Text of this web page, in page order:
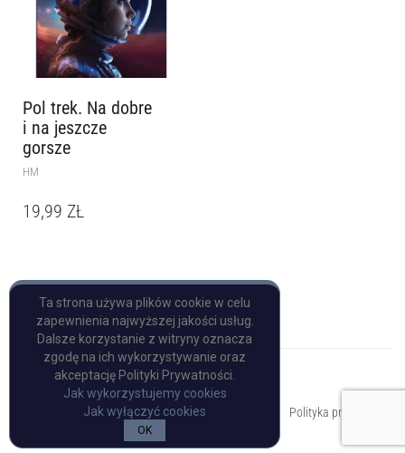
Pol trek. Na dobre
i na jeszcze
gorsze
HM
19,99 ZŁ
Copyright © Pulp Books
Polityka prywatności
Ta strona używa plików cookie w celu
zapewnienia najwyższej jakości usług.
Dalsze korzystanie z witryny oznacza
zgodę na ich wykorzystywanie oraz
akceptację Polityki Prywatności.
Jak wykorzystujemy cookies
Jak wyłączyć cookies
OK